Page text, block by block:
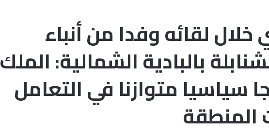
لقائه وفدا من أنباء
بالبادية الشمالية: الملك
سياسيا متوازنا في التعامل
المنطقة